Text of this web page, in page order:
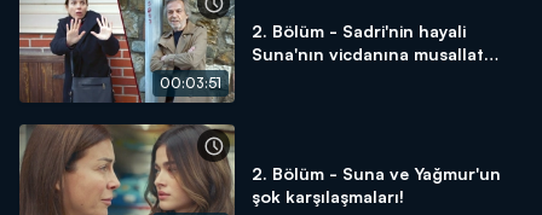
00:03:51
2. Bölüm - Sadri'nin hayali
Suna'nın vicdanına musallat
2. Bölüm - Suna ve Yağmur'un
şok karşılaşmaları!